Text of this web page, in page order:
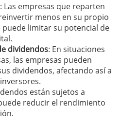
: Las empresas que reparten
menos en su propio
limitar su potencial de
dividendos: En situaciones
las empresas pueden
dividendos, afectando así a
están sujetos a
reducir el rendimiento